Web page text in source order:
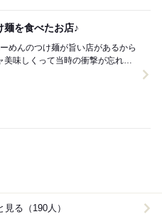
を食べたお店♪
めんのつけ麺が旨い店があるから
味しくって当時の衝撃が忘れら
る（190人）